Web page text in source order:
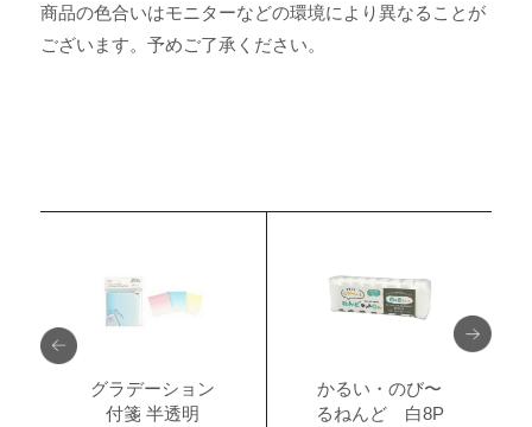
商品の色合いはモニターなどの環境により異なることが
ございます。予めご了承ください。
グラデーション
付箋 半透明
かるい・のび〜
るねんど 白8P